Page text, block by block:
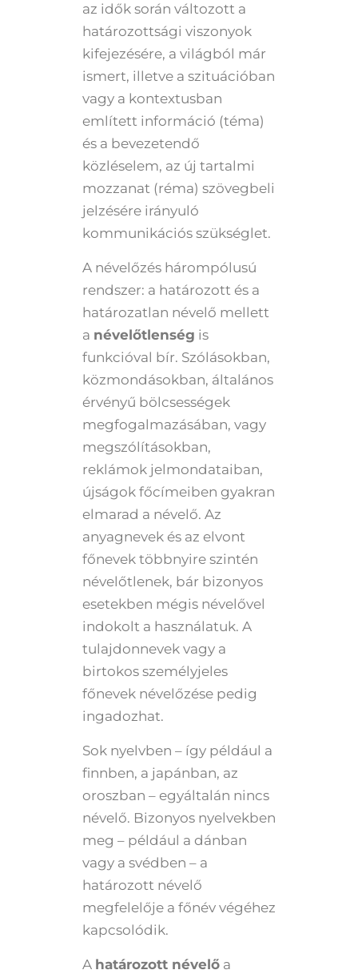
az idők során változott a
határozottsági viszonyok
kifejezésére, a világból már
ismert, illetve a szituációban
vagy a kontextusban
említett információ (téma)
és a bevezetendő
közléselem, az új tartalmi
mozzanat (réma) szövegbeli
jelzésére irányuló
kommunikációs szükséglet.
A névelőzés hárompólusú
rendszer: a határozott és a
határozatlan névelő mellett
a névelőtlenség is
funkcióval bír. Szólásokban,
közmondásokban, általános
érvényű bölcsességek
megfogalmazásában, vagy
megszólításokban,
reklámok jelmondataiban,
újságok főcímeiben gyakran
elmarad a névelő. Az
anyagnevek és az elvont
főnevek többnyire szintén
névelőtlenek, bár bizonyos
esetekben mégis névelővel
indokolt a használatuk. A
tulajdonnevek vagy a
birtokos személyjeles
főnevek névelőzése pedig
ingadozhat.
Sok nyelvben – így például a
finnben, a japánban, az
oroszban – egyáltalán nincs
névelő. Bizonyos nyelvekben
meg – például a dánban
vagy a svédben – a
határozott névelő
megfelelője a főnév végéhez
kapcsolódik.
A határozott névelőa